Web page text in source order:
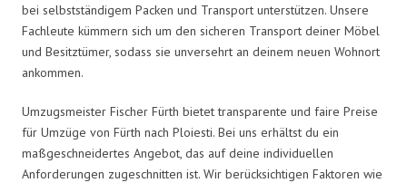
bei selbstständigem Packen und Transport unterstützen. Unsere
Fachleute kümmern sich um den sicheren Transport deiner Möbel
und Besitztümer, sodass sie unversehrt an deinem neuen Wohnort
ankommen.
Umzugsmeister Fischer Fürth bietet transparente und faire Preise
für Umzüge von Fürth nach Ploiesti. Bei uns erhältst du ein
maßgeschneidertes Angebot, das auf deine individuellen
Anforderungen zugeschnitten ist. Wir berücksichtigen Faktoren wie